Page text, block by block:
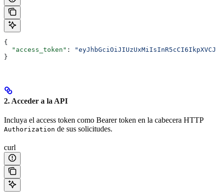
{
  "access_token"
:
}
2. Acceder a la API
Incluya el access token como Bearer token en la cabecera HTTP
Authorization de sus solicitudes.
curl